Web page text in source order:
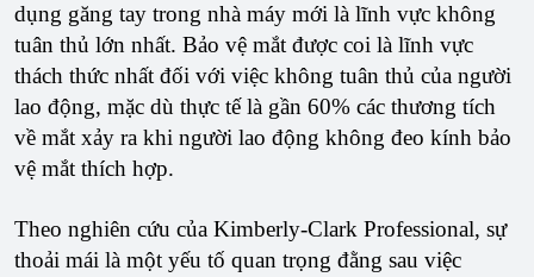
dụng găng tay trong nhà máy mới là lĩnh vực không
tuân thủ lớn nhất. Bảo vệ mắt được coi là lĩnh vực
thách thức nhất đối với việc không tuân thủ của người
lao động, mặc dù thực tế là gần 60% các thương tích
về mắt xảy ra khi người lao động không đeo kính bảo
vệ mắt thích hợp.
Theo nghiên cứu của Kimberly-Clark Professional, sự
thoải mái là một yếu tố quan trọng đằng sau việc